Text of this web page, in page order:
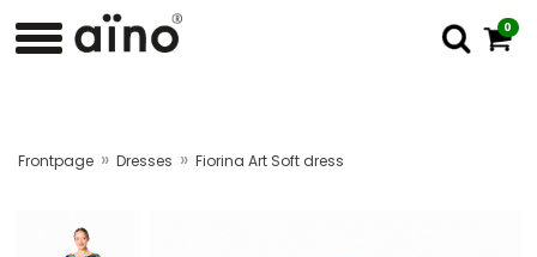
0
Frontpage » Dresses » Fiorina Art Soft dress